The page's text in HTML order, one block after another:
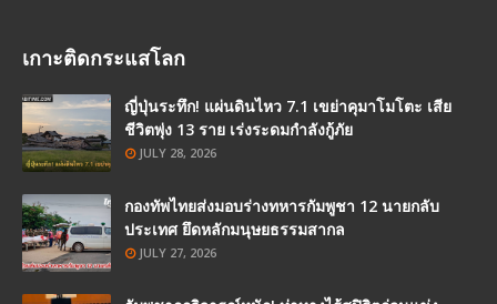
เกาะติดกระแสโลก
ญี่ปุ่นระทึก! แผ่นดินไหว 7.1 เขย่าคุมาโมโตะ เสีย
ชีวิตพุ่ง 13 ราย เร่งระดมกำลังกู้ภัย
JULY 28, 2026
กองทัพไทยส่งมอบร่างทหารกัมพูชา 12 นายกลับ
ประเทศ ยึดหลักมนุษยธรรมสากล
JULY 27, 2026